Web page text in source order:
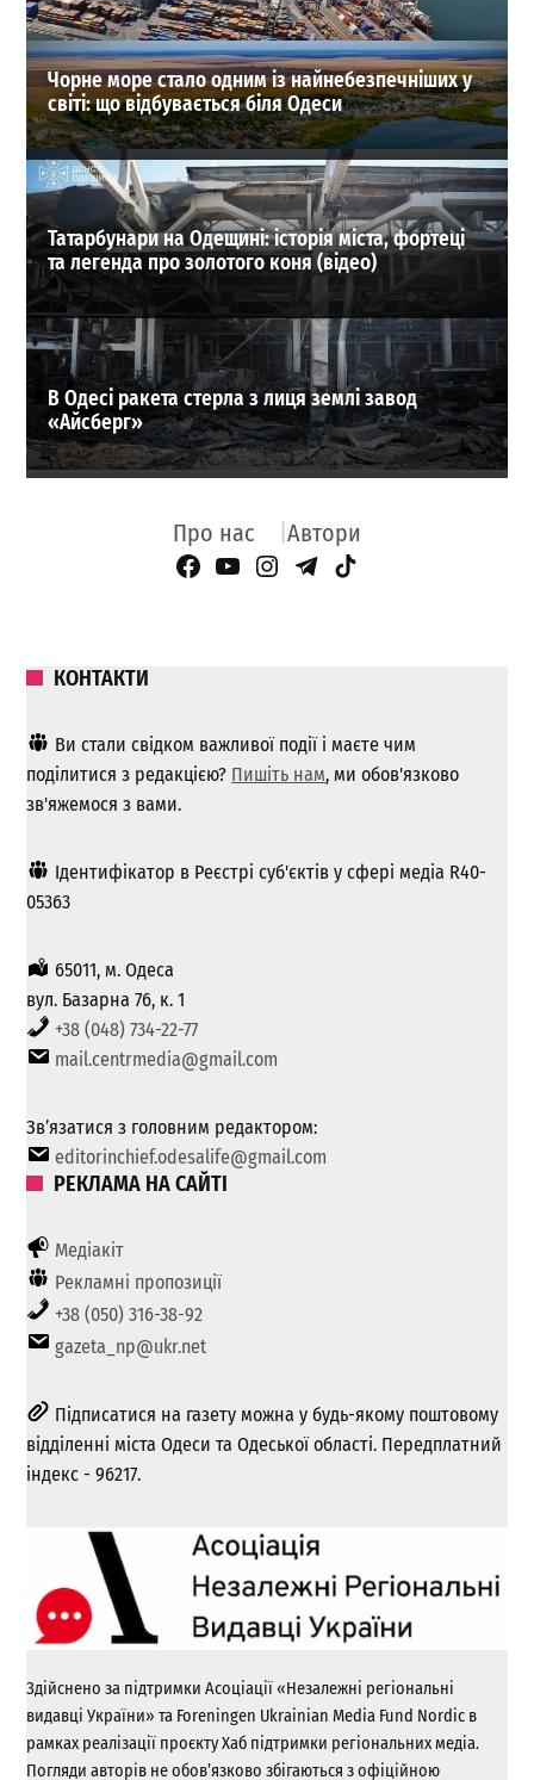
ВИБІР РЕДАКЦІЇ
Чорне море стало одним із найнебезпечніших у
світі: що відбувається біля Одеси
Татарбунари на Одещині: історія міста, фортеці
та легенда про золотого коня (відео)
В Одесі ракета стерла з лиця землі завод
«Айсберг»
Про нас Автори
Facebook Page
YouTube
Instagram
Telegram
TikTok
КОНТАКТИ
Ви стали свідком важливої ​​події і маєте чим
поділитися з редакцією? Пишіть нам, ми обов'язково
зв'яжемося з вами.
Ідентифікатор в Реєстрі суб'єктів у сфері медіа R40-
05363
65011, м. Одеса
вул. Базарна 76, к. 1
+38 (048) 734-22-77
mail.centrmedia@gmail.com
Зв’язатися з головним редактором:
editorinchief.odesalife@gmail.com
РЕКЛАМА НА САЙТІ
Медіакіт
Рекламні пропозиції
+38 (050) 316-38-92
gazeta_np@ukr.net
Підписатися на газету можна у будь-якому поштовому
відділенні міста Одеси та Одеської області. Передплатний
індекс - 96217.
Здійснено за підтримки Асоціації «Незалежні регіональні
видавці України» та Foreningen Ukrainian Media Fund Nordic в
рамках реалізації проєкту Хаб підтримки регіональних медіа.
Погляди авторів не обов’язково збігаються з офіційною